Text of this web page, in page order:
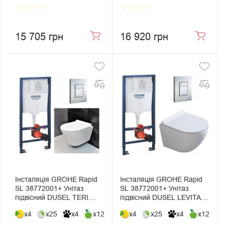
star_borderstar_borderstar_borderstar_borderstar_border
15 705 грн
star_borderstar_borderstar_borderstar_borderstar_border
16 920 грн
Інсталяція GROHE Rapid
SL 38772001+ Унітаз
підвісний DUSEL TERI
Slim Soft-Close + Панель
x4 x25 x4 x12
Інсталяція GROHE Rapid
SL 38772001+ Унітаз
підвісний DUSEL LEVITA +
Панель змиву Grohe Skate
x4 x25 x4 x12